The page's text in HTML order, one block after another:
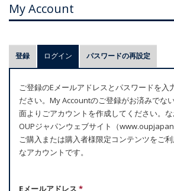
My Account
プ
ラ
マ
リ
ー
タ
ブ
登録 ログイン (アクティブなタブ)
パスワードの再設定
ご登録のEメールアドレスとパスワードを入
ださい。My Accountのご登録がお済みでな
面よりごアカウントを作成してください。な
OUPジャパンウェブサイト（
ご購入または購入者様限定コンテンツをご
なアカウントです。
Eメールアドレス *